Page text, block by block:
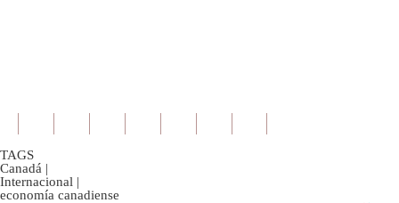
TAGS
Canadá |
Internacional |
economía canadiense